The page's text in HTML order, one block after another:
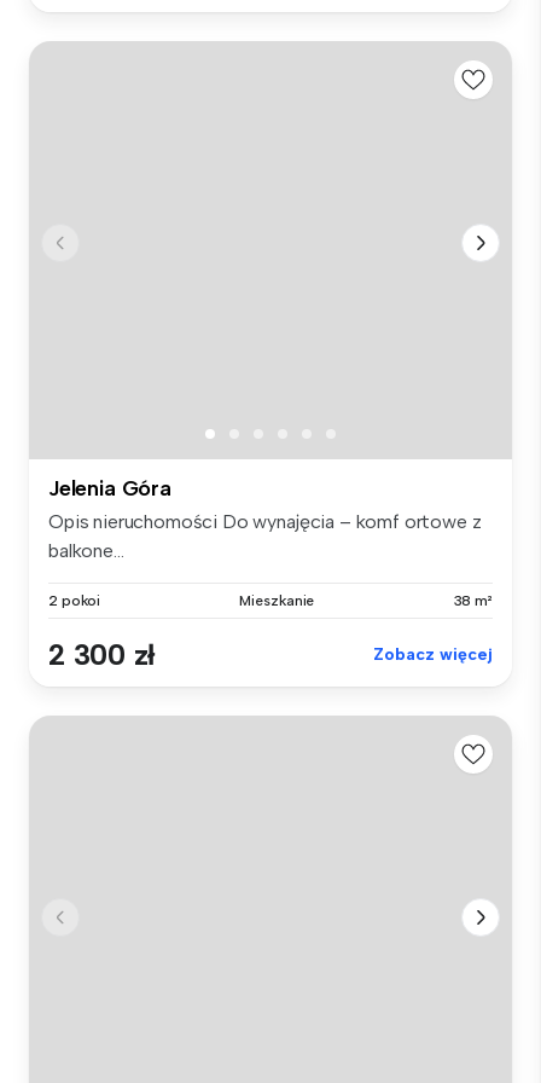
Jelenia Góra
Opis nieruchomości Do wynajęcia – komf ortowe z
balkone...
2 pokoi Mieszkanie 38 m²
2 300 zł Zobacz więcej